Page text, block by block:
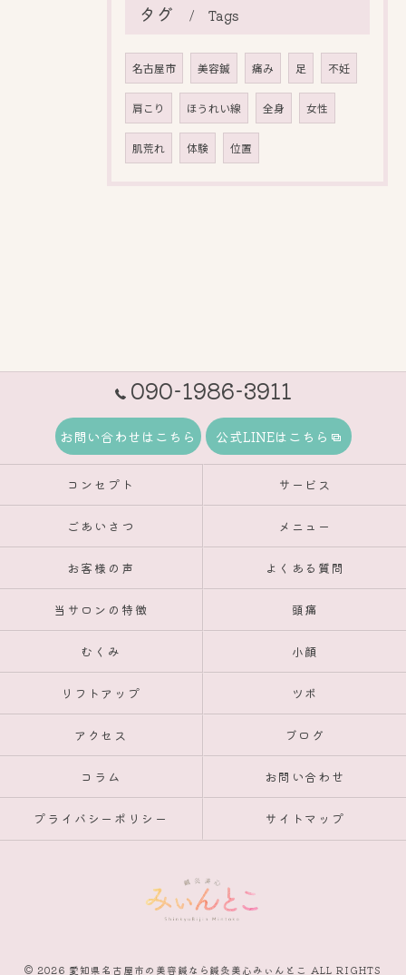
タグ Tags
名古屋市 美容鍼 痛み 足 不妊
肩こり ほうれい線 全身 女性
肌荒れ 体験 位置
090-1986-3911
お問い合わせはこちら 公式LINEはこちら
コンセプト サービス
ごあいさつ メニュー
お客様の声 よくある質問
当サロンの特徴 頭痛
むくみ 小顔
リフトアップ ツボ
アクセス ブログ
コラム お問い合わせ
プライバシーポリシー サイトマップ
© 2026 愛知県名古屋市の美容鍼なら鍼灸美心みぃんとこ ALL RIGHTS